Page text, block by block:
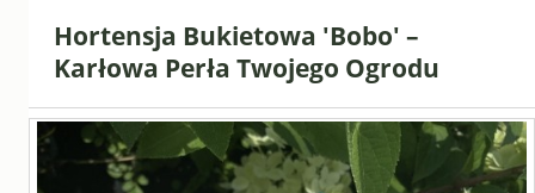
Hortensja Bukietowa 'Bobo' –
Karłowa Perła Twojego Ogrodu